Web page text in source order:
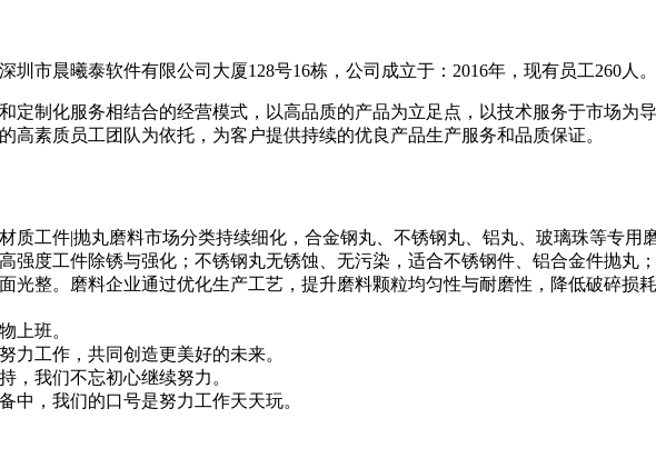
市晨曦泰软件有限公司大厦128号16栋，公司成立于：2016年，现有员工260人。
定制化服务相结合的经营模式，以高品质的产品为立足点，以技术服务于市场为
高素质员工团队为依托，为客户提供持续的优良产品生产服务和品质保证。
质工件|抛丸磨料市场分类持续细化，合金钢丸、不锈钢丸、铝丸、玻璃珠等专
强度工件除锈与强化；不锈钢丸无锈蚀、无污染，适合不锈钢件、铝合金件抛丸
光整。磨料企业通过优化生产工艺，提升磨料颗粒均匀性与耐磨性，降低破碎损
上班。
力工作，共同创造更美好的未来。
，我们不忘初心继续努力。
中，我们的口号是努力工作天天玩。